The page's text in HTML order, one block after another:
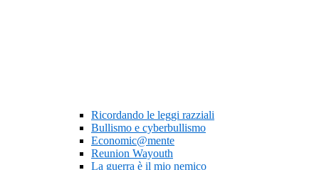
Ricordando le leggi razziali
Bullismo e cyberbullismo
Economic@mente
Reunion Wayouth
La guerra è il mio nemico